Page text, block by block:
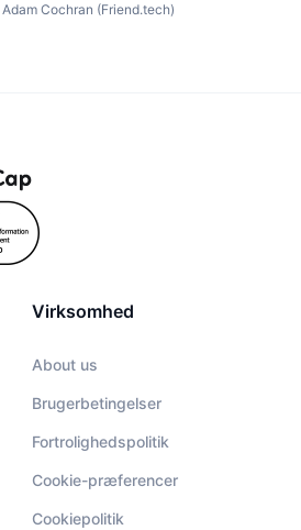
Adam Cochran (Friend.tech)
Virksomhed
About us
Brugerbetingelser
Fortrolighedspolitik
Cookie-præferencer
Cookiepolitik